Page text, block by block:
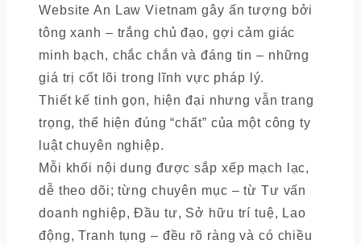
Website An Law Vietnam gây ấn tượng bởi
tông xanh – trắng chủ đạo, gợi cảm giác
minh bạch, chắc chắn và đáng tin – những
giá trị cốt lõi trong lĩnh vực pháp lý.
Thiết kế tinh gọn, hiện đại nhưng vẫn trang
trọng, thể hiện đúng “chất” của một công ty
luật chuyên nghiệp.
Mỗi khối nội dung được sắp xếp mạch lạc,
dễ theo dõi; từng chuyên mục – từ Tư vấn
doanh nghiệp, Đầu tư, Sở hữu trí tuệ, Lao
động, Tranh tụng – đều rõ ràng và có chiều